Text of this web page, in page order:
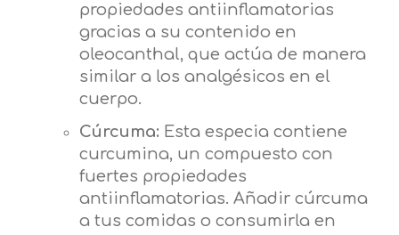
propiedades antiinflamatorias
gracias a su contenido en
oleocanthal, que actúa de manera
similar a los analgésicos en el
cuerpo.
Cúrcuma: Esta especia contiene
curcumina, un compuesto con
fuertes propiedades
antiinflamatorias. Añadir cúrcuma
a tus comidas o consumirla en